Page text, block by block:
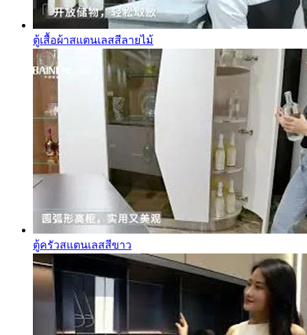
ตู้เสื้อผ้าสแตนเลสสีลายไม้
ตู้ครัวสแตนเลสสีขาว